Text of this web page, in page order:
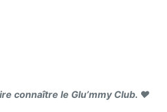
connaître le Glu’mmy Club. ❤️